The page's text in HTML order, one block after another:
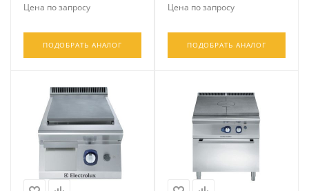
Цена по запросу
ПОДОБРАТЬ АНАЛОГ
Цена по запросу
ПОДОБРАТЬ АНАЛОГ